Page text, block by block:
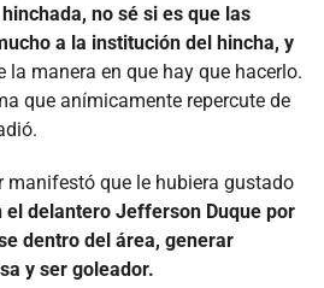
no sé si es que las
a la institución del hincha, y
la manera en que hay que hacerlo.
que anímicamente repercute de
manifestó que le hubiera gustado
el delantero Jefferson Duque por
dentro del área, generar
y ser goleador.